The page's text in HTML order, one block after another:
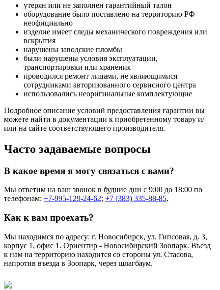
утерян или не заполнен гарантийный талон
оборудование было поставлено на территорию РФ
неофициально
изделие имеет следы механического повреждения или
вскрытия
нарушены заводские пломбы
были нарушены условия эксплуатации,
транспортировки или хранения
проводился ремонт лицами, не являющимися
сотрудниками авторизованного сервисного центра
использовались неоригинальные комплектующие
Подробное описание условий предоставления гарантии вы
можете найти в документации к приобретенному товару и/
или на сайте соответствующего производителя.
Часто задаваемые вопросы
В какое время я могу связаться с вами?
Мы ответим на ваш звонок в будние дни с 9:00 до 18:00 по
телефонам: +7-995-129-24-62; +7 (383) 335-88-85.
Как к вам проехать?
Мы находимся по адресу: г. Новосибирск, ул. Гипсовая, д. 3,
корпус 1, офис 1. Ориентир - Новосибирский Зоопарк. Въезд
к нам на территорию находится со стороны ул. Стасова,
напротив въезда в Зоопарк, через шлагбаум.